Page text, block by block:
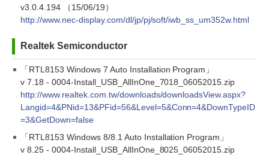
v3.0.4.194 （15/06/19）
http://www.nec-display.com/dl/jp/pj/soft/iwb_ss_um352w.html
Realtek Semiconductor
「RTL8153 Windows 7 Auto Installation Program」
v 7.18 - 0004-Install_USB_AllInOne_7018_06052015.zip
http://www.realtek.com.tw/downloads/downloadsView.aspx?
Langid=4&PNid=13&PFid=56&Level=5&Conn=4&DownTypeID
=3&GetDown=false
「RTL8153 Windows 8/8.1 Auto Installation Program」
v 8.25 - 0004-Install_USB_AllInOne_8025_06052015.zip